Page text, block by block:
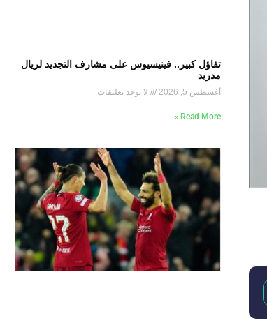
تفاؤل كبير.. فينيسيوس على مشارف التجديد لريال
مدريد
أغسطس 5, 2026 لا توجد تعليقات
Read More »